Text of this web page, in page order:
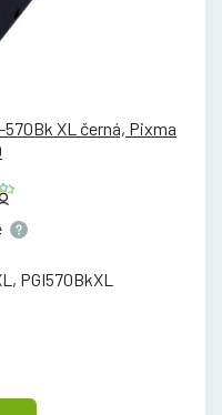
XL černá, Pixma
PGI570BkXL